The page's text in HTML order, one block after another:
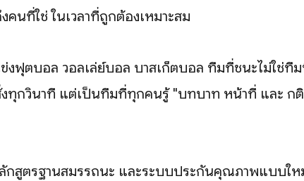
คนที่ใช่ ในเวลาที่ถูกต้องเหมาะสม
งฟุตบอล วอลเล่ย์บอล บาสเก็ตบอล ทีมที่ชนะไม่ใช่ที
งทุกวินาที แต่เป็นทีมที่ทุกคนรู้ "บทบาท หน้าที่ และ กติ
กสูตรฐานสมรรถนะ และระบบประกันคุณภาพแบบให